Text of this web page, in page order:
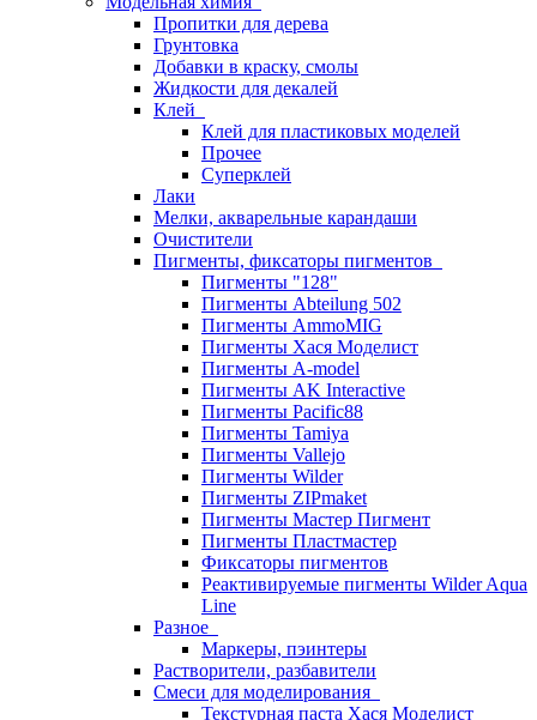
Пропитки для дерева
Грунтовка
Добавки в краску, смолы
Жидкости для декалей
Клей
Клей для пластиковых моделей
Прочее
Суперклей
Лаки
Мелки, акварельные карандаши
Очистители
Пигменты, фиксаторы пигментов
Пигменты "128"
Пигменты Abteilung 502
Пигменты AmmoMIG
Пигменты Хася Моделист
Пигменты A-model
Пигменты AK Interactive
Пигменты Pacific88
Пигменты Tamiya
Пигменты Vallejo
Пигменты Wilder
Пигменты ZIPmaket
Пигменты Мастер Пигмент
Пигменты Пластмастер
Фиксаторы пигментов
Реактивируемые пигменты Wilder Aqua
Line
Разное
Маркеры, пэинтеры
Растворители, разбавители
Смеси для моделирования
Текстурная паста Хася Моделист